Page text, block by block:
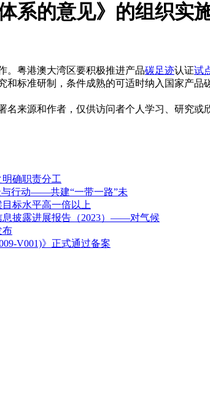
系的意见》的组织实
。粤港澳大湾区要积极推进产品碳足迹认证试
标准研制，条件成熟的可适时纳入国家产
名来源和作者，仅供访问者个人学习、研究
明确职责分工
与行动——共建“一带一路”未
标水平高一倍以上
息披露进展报告（2023）——对气候
布
V001)》正式通过备案